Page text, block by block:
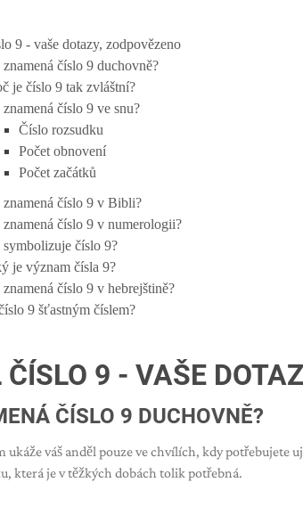
9 - vaše dotazy, zodpovězeno
znamená číslo 9 duchovně?
je číslo 9 tak zvláštní?
číslo 9 ve snu?
Číslo rozsudku
Počet obnovení
Počet začátků
znamená číslo 9 v Bibli?
znamená číslo 9 v numerologii?
symbolizuje číslo 9?
je význam čísla 9?
číslo 9 v hebrejštině?
9 šťastným číslem?
9 - VAŠE
ČÍSLO 9 DUCHOVNĚ?
ukáže váš anděl pouze ve chvílích, kdy
která je v těžkých dobách tolik potřebná.